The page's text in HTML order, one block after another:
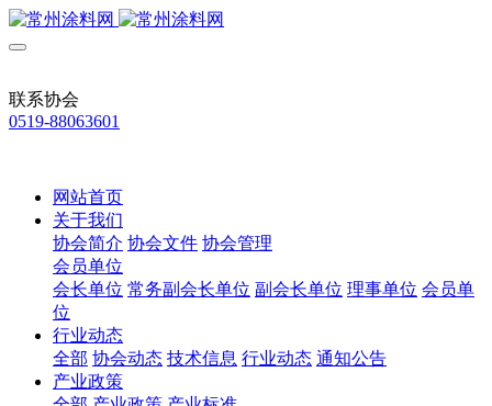
联系协会
0519-88063601
网站首页
关于我们
协会简介 协会文件 协会管理
会员单位
会长单位 常务副会长单位 副会长单位 理事单位 会员单
位
行业动态
全部 协会动态 技术信息 行业动态 通知公告
产业政策